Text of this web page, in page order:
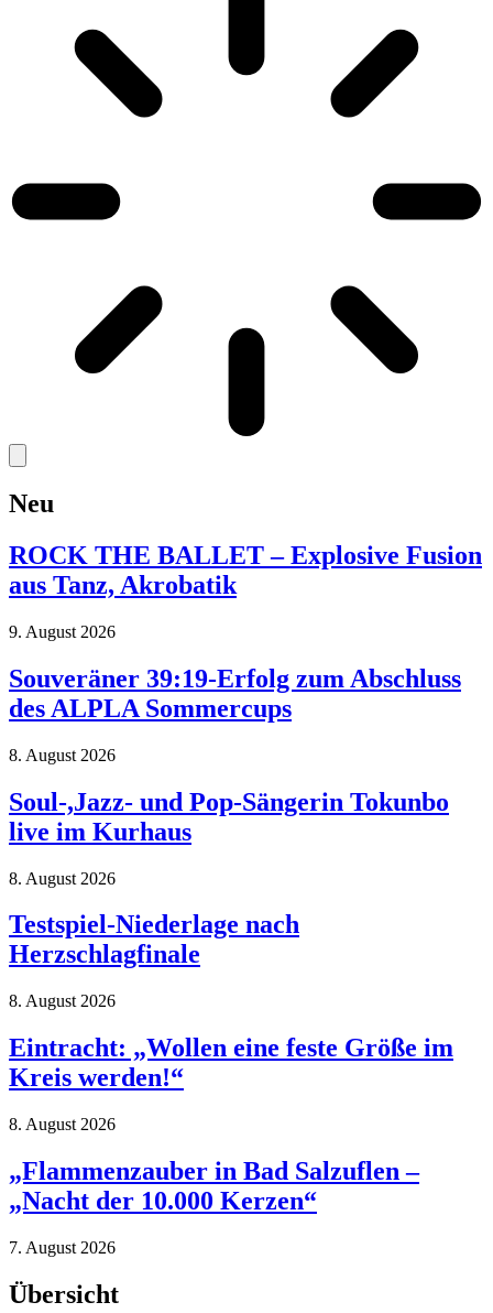
Neu
ROCK THE BALLET – Explosive Fusion
aus Tanz, Akrobatik
9. August 2026
Souveräner 39:19-Erfolg zum Abschluss
des ALPLA Sommercups
8. August 2026
Soul-,Jazz- und Pop-Sängerin Tokunbo
live im Kurhaus
8. August 2026
Testspiel-Niederlage nach
Herzschlagfinale
8. August 2026
Eintracht: „Wollen eine feste Größe im
Kreis werden!“
8. August 2026
„Flammenzauber in Bad Salzuflen –
„Nacht der 10.000 Kerzen“
7. August 2026
Übersicht